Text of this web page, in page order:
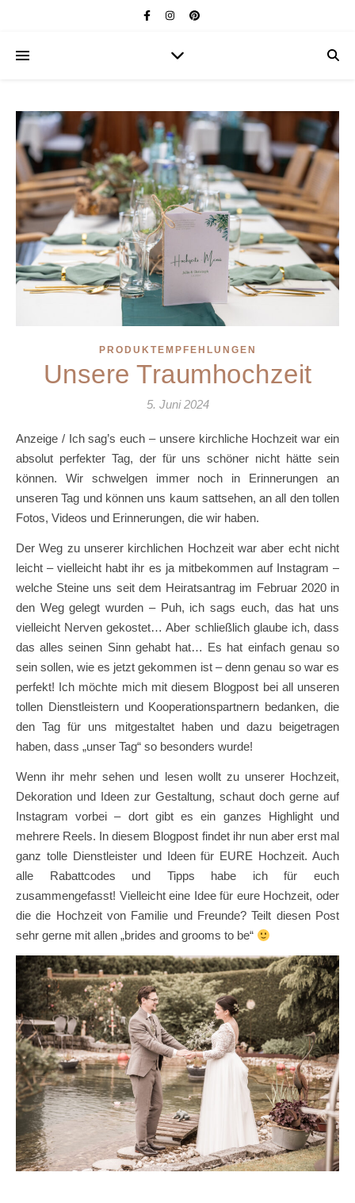
PRODUKTEMPFEHLUNGEN
Unsere Traumhochzeit
5. Juni 2024
Anzeige / Ich sag’s euch – unsere kirchliche Hochzeit war ein
absolut perfekter Tag, der für uns schöner nicht hätte sein
können. Wir schwelgen immer noch in Erinnerungen an
unseren Tag und können uns kaum sattsehen, an all den tollen
Fotos, Videos und Erinnerungen, die wir haben.
Der Weg zu unserer kirchlichen Hochzeit war aber echt nicht
leicht – vielleicht habt ihr es ja mitbekommen auf Instagram –
welche Steine uns seit dem Heiratsantrag im Februar 2020 in
den Weg gelegt wurden – Puh, ich sags euch, das hat uns
vielleicht Nerven gekostet… Aber schließlich glaube ich, dass
das alles seinen Sinn gehabt hat… Es hat einfach genau so
sein sollen, wie es jetzt gekommen ist – denn genau so war es
perfekt! Ich möchte mich mit diesem Blogpost bei all unseren
tollen Dienstleistern und Kooperationspartnern bedanken, die
den Tag für uns mitgestaltet haben und dazu beigetragen
haben, dass „unser Tag“ so besonders wurde!
Wenn ihr mehr sehen und lesen wollt zu unserer Hochzeit,
Dekoration und Ideen zur Gestaltung, schaut doch gerne auf
Instagram vorbei – dort gibt es ein ganzes Highlight und
mehrere Reels. In diesem Blogpost findet ihr nun aber erst mal
ganz tolle Dienstleister und Ideen für EURE Hochzeit. Auch
alle Rabattcodes und Tipps habe ich für euch
zusammengefasst! Vielleicht eine Idee für eure Hochzeit, oder
die die Hochzeit von Familie und Freunde? Teilt diesen Post
sehr gerne mit allen „brides and grooms to be“